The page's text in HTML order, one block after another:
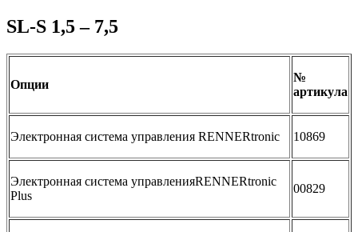
SL-S 1,5 – 7,5
Опции
№
артикула
Электронная система управления RENNERtronic 10869
Электронная система управленияRENNERtronic
Plus
00829